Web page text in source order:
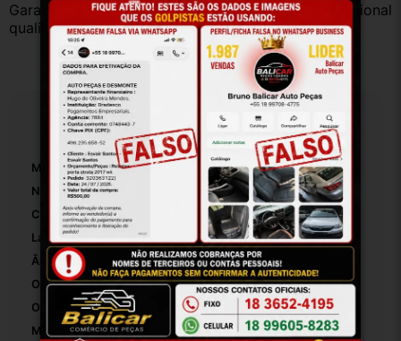
Garantia válida somente com instalação por profissional
qualificado.
Especificações
Marca: Gm
Número De Peça: 19227
Comprimento Da Dobradiça De Capô:
Largura Da Dobradiça De Capô: 5
Ângulo Máximo De Abertura:
Origem: Brasil
OEM:
Modelo: Omega